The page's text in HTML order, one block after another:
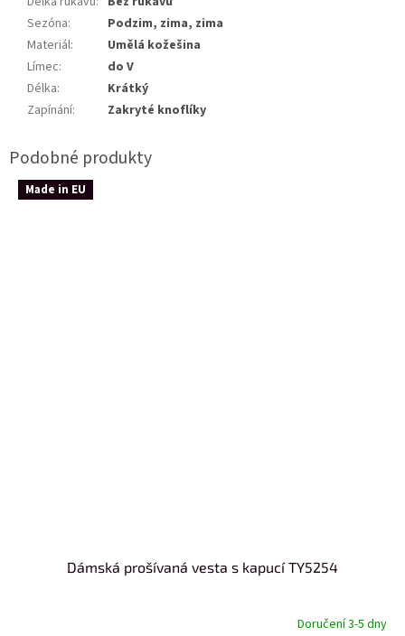
Sezóna:
Podzim, zima, zima
Materiál:
Umělá kožešina
Límec:
do V
Délka:
Krátký
Zapínání: Zakryté knoflíky
Made in EU
Dámská prošívaná vesta s kapucí TY5254
Doručení 3-5 dny